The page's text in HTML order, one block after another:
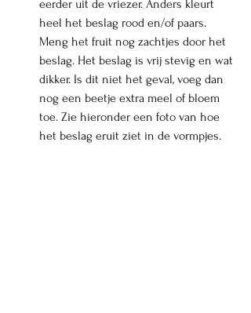
eerder uit de vriezer. Anders kleurt
heel het beslag rood en/of paars.
Meng het fruit nog zachtjes door het
beslag. Het beslag is vrij stevig en wat
dikker. Is dit niet het geval, voeg dan
nog een beetje extra meel of bloem
toe. Zie hieronder een foto van hoe
het beslag eruit ziet in de vormpjes.